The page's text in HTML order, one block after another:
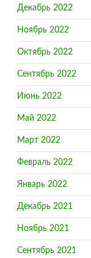
Декабрь 2022
Ноябрь 2022
Октябрь 2022
Сентябрь 2022
Июнь 2022
Май 2022
Март 2022
Февраль 2022
Январь 2022
Декабрь 2021
Ноябрь 2021
Сентябрь 2021